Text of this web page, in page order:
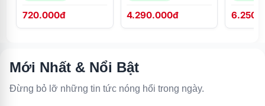
720.000đ 4.290.000đ
Mới Nhất & Nổi Bật
Đừng bỏ lỡ những tin tức nóng hổi trong ngày.